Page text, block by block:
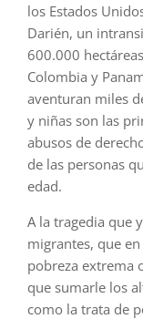
los Estados
Darién, un
600.000
Colombia y
aventuran miles
y niñas son las
abusos de
de las personas
edad.
A la tragedia que
migrantes, que
pobreza extrema
que sumarle los
como la trata de